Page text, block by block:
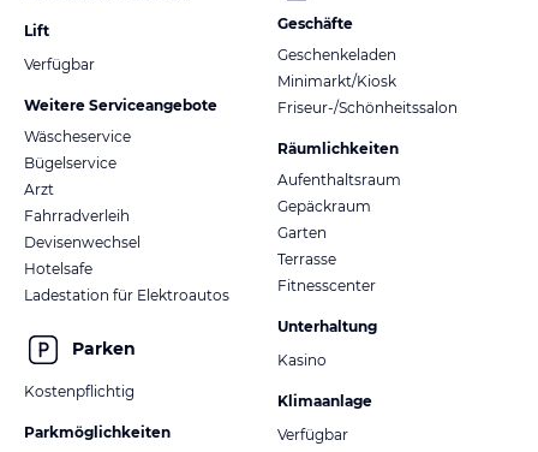
Lift
Verfügbar
Weitere Serviceangebote
Wäscheservice
Bügelservice
Arzt
Fahrradverleih
Devisenwechsel
Hotelsafe
Ladestation für Elektroautos
Parken
Kostenpflichtig
Parkmöglichkeiten
Geschäfte
Geschenkeladen
Minimarkt/Kiosk
Friseur-/Schönheitssalon
Räumlichkeiten
Aufenthaltsraum
Gepäckraum
Garten
Terrasse
Fitnesscenter
Unterhaltung
Kasino
Klimaanlage
Verfügbar